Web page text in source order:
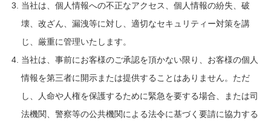
当社は、個人情報への不正なアクセス、個人情報の紛失、破
壊、改ざん、漏洩等に対し、適切なセキュリティー対策を講
じ、厳重に管理いたします。
当社は、事前にお客様のご承認を頂かない限り、お客様の個人
情報を第三者に開示または提供することはありません。ただ
し、人命や人権を保護するために緊急を要する場合、または司
法機関、警察等の公共機関による法令に基づく要請に協力する